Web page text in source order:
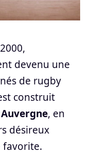
devenu une
de rugby
construit
Auvergne, en
désireux
favorite.